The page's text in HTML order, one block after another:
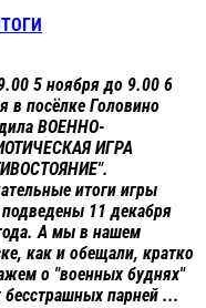
5 ноября до 9.00 6
в посёлке Головино
ВОЕННО-
ИГРА
итоги игры
11 декабря
А мы в нашем
как и обещали, кратко
о "военных буднях"
бесстрашных парней ...